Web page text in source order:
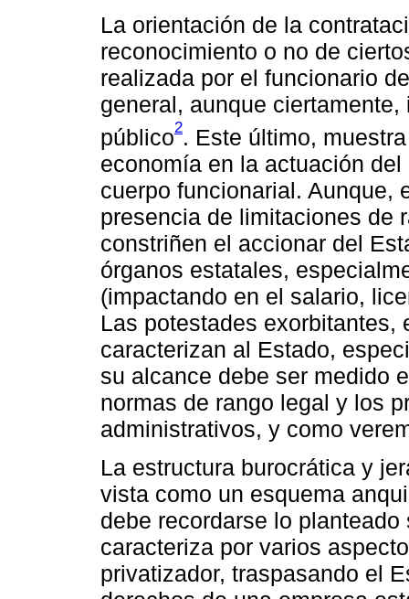
La orientación de la
reconocimiento o no de
realizada por el funcionario
general, aunque
público2. Este último,
economía en la actuación
cuerpo funcionarial. Aunque,
presencia de limitaciones de
constriñen el accionar del
órganos estatales,
(impactando en el salario,
Las potestades exorbitantes,
caracterizan al Estado,
su alcance debe ser medido
normas de rango legal y los
administrativos, y como
La estructura burocrática y
vista como un esquema
debe recordarse lo
caracteriza por varios
privatizador, traspasando el